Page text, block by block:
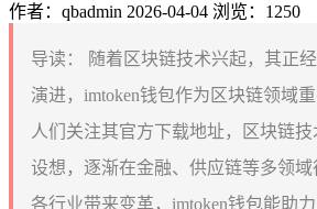
作者：qbadmin 2026-04-04 浏览：1250
导读：
随着区块链技术兴起，其正
演进，imtoken钱包作为区块链领域
人们关注其官方下载地址，区块链
设想，逐渐在金融、供应链等多领
各行业带来变革，imtoken钱包能助